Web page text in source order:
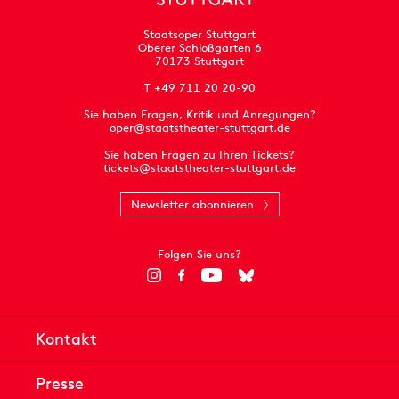
Staatsoper Stuttgart
Oberer Schloßgarten 6
70173 Stuttgart
T +49 711 20 20-90
Sie haben Fragen, Kritik und Anregungen?
oper@staatstheater-stuttgart.de
Sie haben Fragen zu Ihren Tickets?
tickets@staatstheater-stuttgart.de
Newsletter abonnieren
Folgen Sie uns?
Kontakt
Presse